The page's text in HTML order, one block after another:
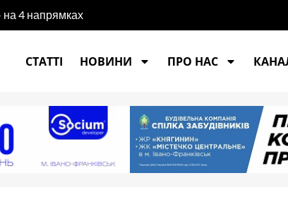
на 4 напрямках
СТАТТІ
НОВИНИ ПРО НАС